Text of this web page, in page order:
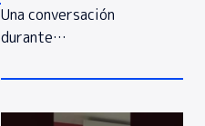
Una conversación
durante…